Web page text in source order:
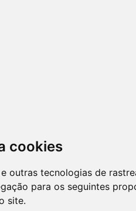
cookies
outras tecnologias de
para os seguintes
site.